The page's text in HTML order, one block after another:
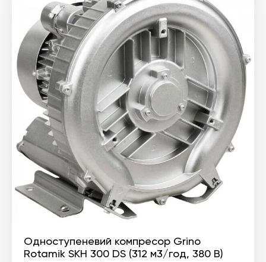
Одноступеневий компресор Grino
Rotamik SKH 300 DS (312 м3/год, 380 В)